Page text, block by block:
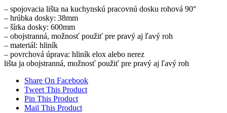
– spojovacia lišta na kuchynskú pracovnú dosku rohová 90°
– hrúbka dosky: 38mm
– šírka dosky: 600mm
– obojstranná, možnosť použiť pre pravý aj ľavý roh
– materiál: hliník
– povrchová úprava: hliník elox alebo nerez
lišta ja obojstranná, možnosť použiť pre pravý aj ľavý roh
Share On Facebook
Tweet This Product
Pin This Product
Mail This Product